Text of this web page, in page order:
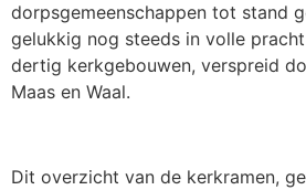
dorpsgemeenschappen tot stand
gelukkig nog steeds in volle
dertig kerkgebouwen, verspreid
Maas en Waal.
Dit overzicht van de kerkramen,